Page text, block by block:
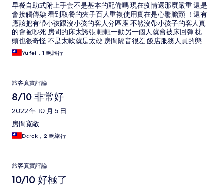
早餐自助式附上手套不是基本的配備嗎 現在疫情還那麼嚴重 還是
會接觸傳染 看到取餐的夾子百人重複使用實在是心驚膽顫 ！還有
應該把有帶小孩跟沒小孩的客人分區座 不然沒帶小孩子的客人真
的會被吵死 房間的床太誇張 輕輕一動另一個人就會被床回彈 枕
頭也很奇怪 不是太軟就是太硬 房間隔音很差 飯店服務人員的態
度都很專業親切 特別是預約的司機服務真的是很貼心 整體來說
CP值還行 是個適合帶小孩來 不怕吵的家庭才可以
Yu fei，1 晚旅行
旅客真實評論
8/10 非常好
2022 年 10 月 6 日
房間寛敞
Derek，2 晚旅行
旅客真實評論
10/10 好極了